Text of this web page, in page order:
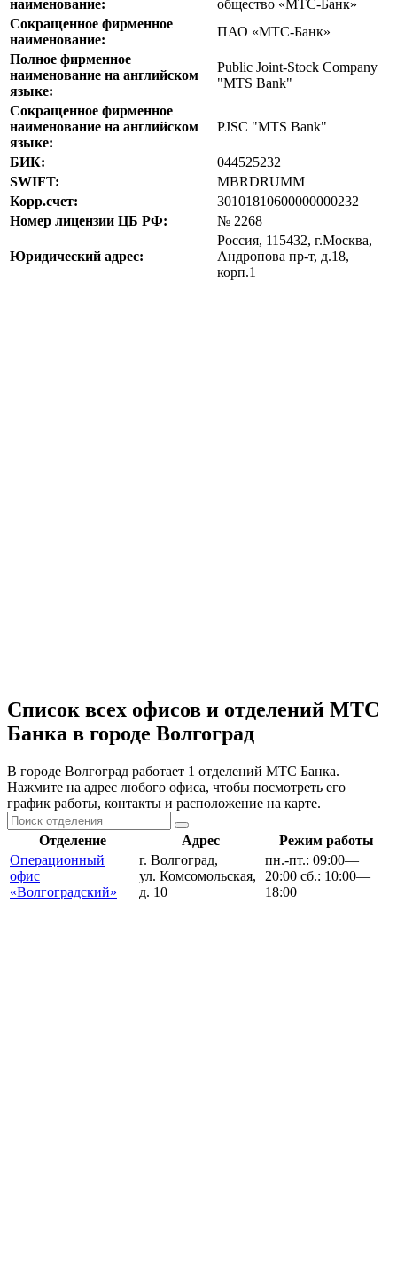
наименование:
общество «МТС-Банк»
Сокращенное фирменное
наименование:
ПАО «МТС-Банк»
Полное фирменное
наименование на английском
языке:
Public Joint-Stock Company
"MTS Bank"
Сокращенное фирменное
наименование на английском
языке:
PJSC "MTS Bank"
БИК:
044525232
SWIFT:
MBRDRUMM
Корр.счет:
30101810600000000232
Номер лицензии ЦБ РФ:
№ 2268
Юридический адрес:
Россия, 115432, г.Москва,
Андропова пр-т, д.18,
корп.1
Список всех офисов и отделений МТС
Банка в городе Волгоград
В городе Волгоград работает 1 отделений МТС Банка.
Нажмите на адрес любого офиса, чтобы посмотреть его
график работы, контакты и расположение на карте.
Отделение Адрес
Режим работы
Операционный
офис
«Волгоградский»
г. Волгоград,
ул. Комсомольская,
д. 10
пн.-пт.: 09:00—
20:00 сб.: 10:00—
18:00